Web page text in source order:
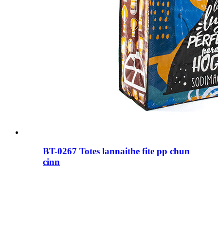
BT-0267 Totes lannaithe fite pp chun
cinn